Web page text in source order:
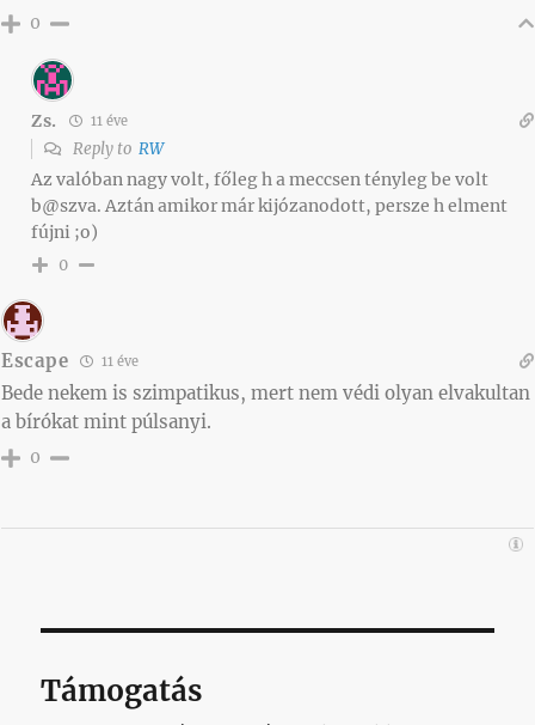
0
Zs. 11 éve
Reply to RW
Az valóban nagy volt, főleg h a meccsen tényleg be volt
b@szva. Aztán amikor már kijózanodott, persze h elment
fújni ;o)
0
Escape 11 éve
Bede nekem is szimpatikus, mert nem védi olyan elvakultan
a bírókat mint púlsanyi.
0
Támogatás